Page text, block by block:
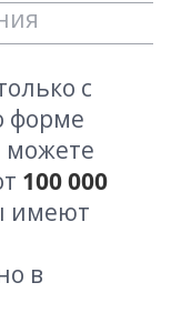
с
форме
можете
100 000
имеют
в